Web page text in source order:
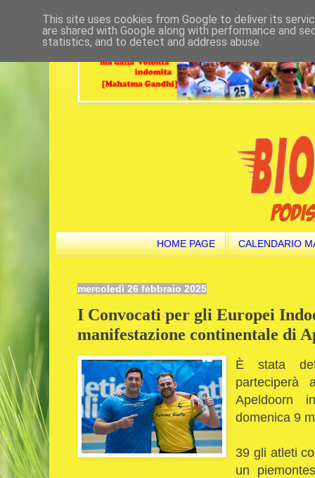
HOME PAGE CALENDARIO
mercoledì 26 febbraio 2025
I Convocati per gli Europei
manifestazione continentale di
È stata
parteciperà
Apeldoorn
domenica 9
39 gli atleti
un
This site uses cookies from Google to deliver its
are shared with Google along with performance and
statistics, and to detect and address abuse.